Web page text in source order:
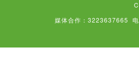
媒体合作：3223637665